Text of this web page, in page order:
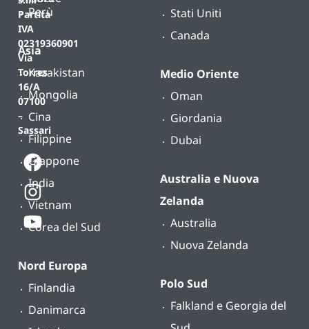
Partita
IVA
02319360901
Via
Torres
16/A
07100
–
Sassari
Perù
Asia
Kazakistan
Mongolia
Cina
Filippine
Giappone
India
Vietnam
Corea del Sud
Nord Europa
Finlandia
Danimarca
Stati Uniti
Canada
Medio Oriente
Oman
Giordania
Dubai
Australia e Nuova
Zelanda
Australia
Nuova Zelanda
Polo Sud
Falkland e Georgia del